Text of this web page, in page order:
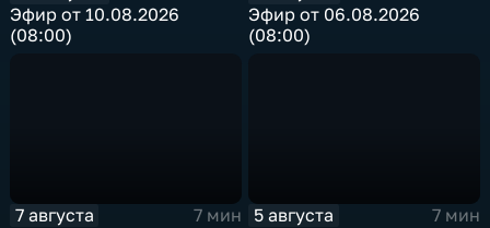
Эфир от 10.08.2026
(08:00)
Эфир от 06.08.2026
(08:00)
7 августа
7 мин
5 августа
7 мин